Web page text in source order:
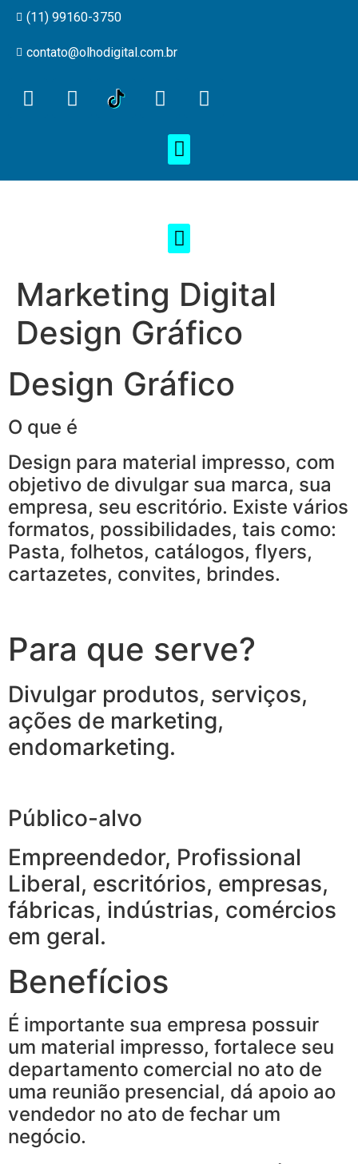
(11) 99160-3750
contato@olhodigital.com.br
Marketing Digital
Design Gráfico
Design Gráfico
O que é
Design para material impresso, com
objetivo de divulgar sua marca, sua
empresa, seu escritório. Existe vários
formatos, possibilidades, tais como:
Pasta, folhetos, catálogos, flyers,
cartazetes, convites, brindes.
Para que serve?
Divulgar produtos, serviços,
ações de marketing,
endomarketing.
Público-alvo
Empreendedor, Profissional
Liberal, escritórios, empresas,
fábricas, indústrias, comércios
em geral.
Benefícios
É importante sua empresa possuir
um material impresso, fortalece seu
departamento comercial no ato de
uma reunião presencial, dá apoio ao
vendedor no ato de fechar um
negócio.